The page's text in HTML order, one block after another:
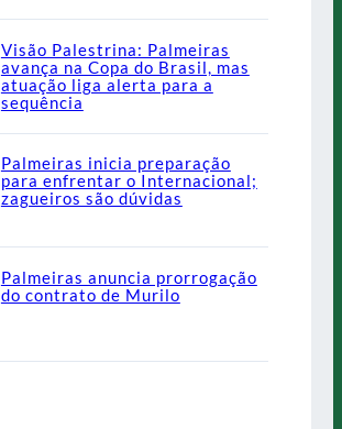
Visão Palestrina: Palmeiras
avança na Copa do Brasil, mas
atuação liga alerta para a
sequência
Palmeiras inicia preparação
para enfrentar o Internacional;
zagueiros são dúvidas
Palmeiras anuncia prorrogação
do contrato de Murilo